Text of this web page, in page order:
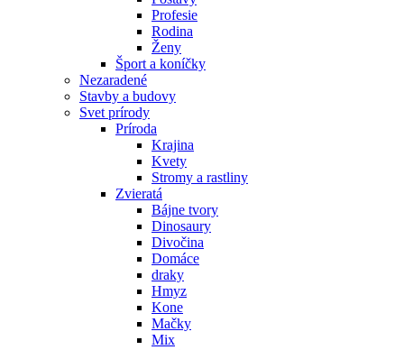
Profesie
Rodina
Ženy
Šport a koníčky
Nezaradené
Stavby a budovy
Svet prírody
Príroda
Krajina
Kvety
Stromy a rastliny
Zvieratá
Bájne tvory
Dinosaury
Divočina
Domáce
draky
Hmyz
Kone
Mačky
Mix